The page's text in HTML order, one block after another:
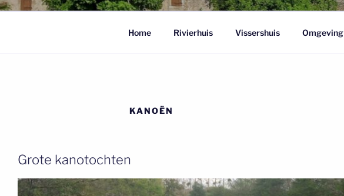
Home Rivierhuis Vissershuis Omgeving
KANOËN
Grote kanotochten